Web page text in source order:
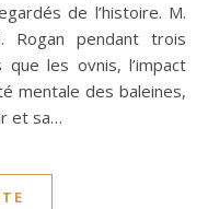
de l’histoire. M.
Rogan pendant trois
les ovnis, l’impact
mentale des baleines,
et sa…